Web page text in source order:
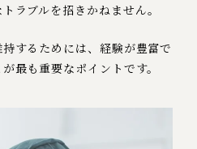
ラブルを招きかねません。
するためには、経験が豊富で
最も重要なポイントです。